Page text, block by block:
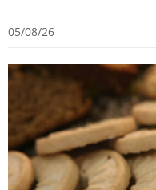
05/08/26